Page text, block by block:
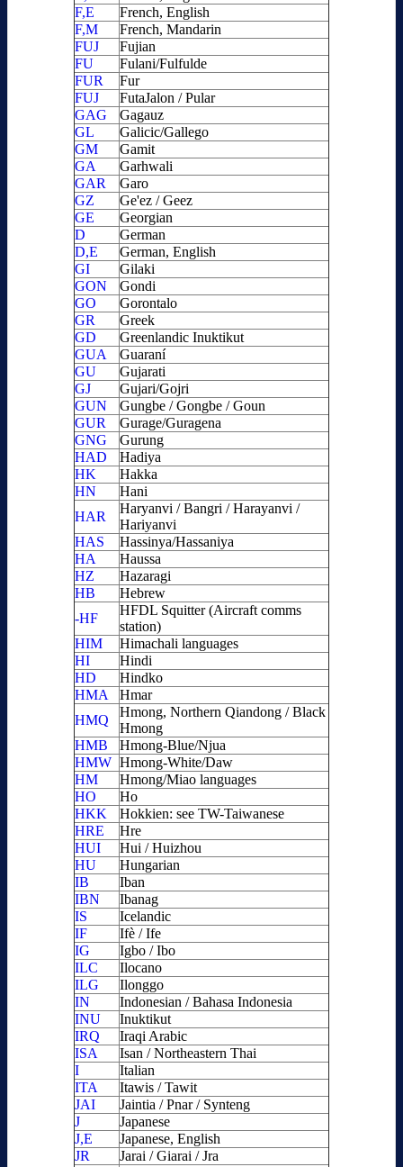
F,E
French, English
F,M
French, Mandarin
FUJ
Fujian
FU
Fulani/Fulfulde
FUR
Fur
FUJ
FutaJalon / Pular
GAG
Gagauz
GL
Galicic/Gallego
GM
Gamit
GA
Garhwali
GAR
Garo
GZ
Ge'ez / Geez
GE
Georgian
D
German
D,E
German, English
GI
Gilaki
GON
Gondi
GO
Gorontalo
GR
Greek
GD
Greenlandic Inuktikut
GUA
Guaraní
GU
Gujarati
GJ
Gujari/Gojri
GUN
Gungbe / Gongbe / Goun
GUR
Gurage/Guragena
GNG
Gurung
HAD
Hadiya
HK
Hakka
HN
Hani
HAR
Haryanvi / Bangri / Harayanvi /
Hariyanvi
HAS
Hassinya/Hassaniya
HA
Haussa
HZ
Hazaragi
HB
Hebrew
-HF
HFDL Squitter (Aircraft comms
station)
HIM
Himachali languages
HI
Hindi
HD
Hindko
HMA
Hmar
HMQ
Hmong, Northern Qiandong / Black
Hmong
HMB
Hmong-Blue/Njua
HMW Hmong-White/Daw
HM
Hmong/Miao languages
HO
Ho
HKK
Hokkien: see TW-Taiwanese
HRE
Hre
HUI
Hui / Huizhou
HU
Hungarian
IB
Iban
IBN
Ibanag
IS
Icelandic
IF
Ifè / Ife
IG
Igbo / Ibo
ILC
Ilocano
ILG
Ilonggo
IN
Indonesian / Bahasa Indonesia
INU
Inuktikut
IRQ
Iraqi Arabic
ISA
Isan / Northeastern Thai
I
Italian
ITA
Itawis / Tawit
JAI
Jaintia / Pnar / Synteng
J
Japanese
J,E
Japanese, English
JR
Jarai / Giarai / Jra